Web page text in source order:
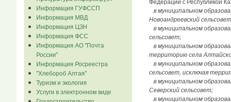
Информация ГУФССП
Информация МВД
Информация ЦЗН
Информация ФСС
Информация АО "Почта
России"
Информация Росреестра
"Хлебороб Алтая"
Туризм и экология
Услуги в электронном виде
в муниципальном
Новоандреевский
в муниципальном
сельсовет;
в муниципальном
территорию села
в муниципальном
сельсовет, исключая
в муниципальном
Северский сельсовет;
в муниципальном